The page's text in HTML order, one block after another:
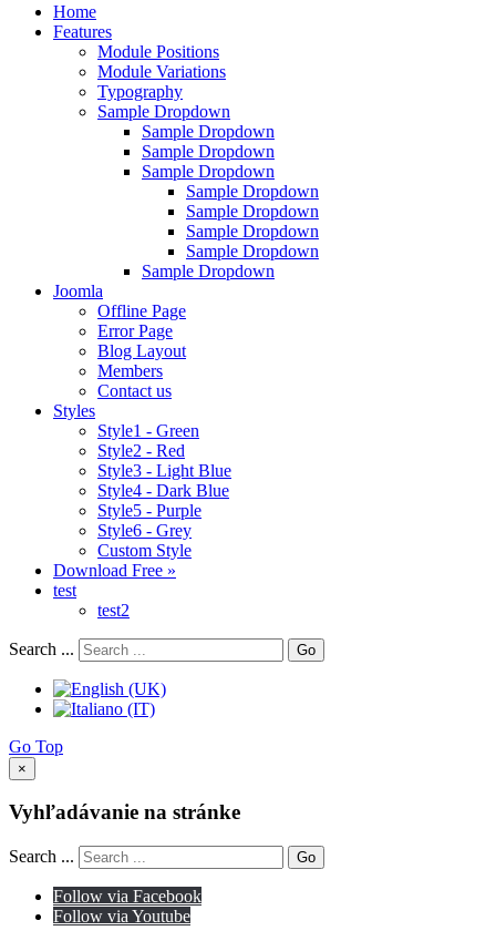
Home
Features
Module Positions
Module Variations
Typography
Sample Dropdown
Sample Dropdown
Sample Dropdown
Sample Dropdown
Sample Dropdown
Sample Dropdown
Sample Dropdown
Sample Dropdown
Sample Dropdown
Joomla
Offline Page
Error Page
Blog Layout
Members
Contact us
Styles
Style1 - Green
Style2 - Red
Style3 - Light Blue
Style4 - Dark Blue
Style5 - Purple
Style6 - Grey
Custom Style
Download Free »
test
test2
Search ... Go
Go Top
×
Vyhľadávanie na stránke
Search ... Go
Follow via Facebook
Follow via Youtube